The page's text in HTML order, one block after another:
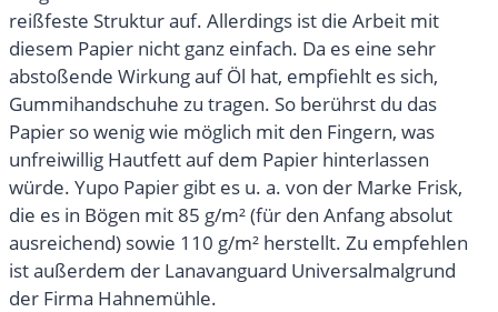
reißfeste Struktur auf. Allerdings ist die Arbeit mit
diesem Papier nicht ganz einfach. Da es eine sehr
abstoßende Wirkung auf Öl hat, empfiehlt es sich,
Gummihandschuhe zu tragen. So berührst du das
Papier so wenig wie möglich mit den Fingern, was
unfreiwillig Hautfett auf dem Papier hinterlassen
würde. Yupo Papier gibt es u. a. von der Marke Frisk,
die es in Bögen mit 85 g/m² (für den Anfang absolut
ausreichend) sowie 110 g/m² herstellt. Zu empfehlen
ist außerdem der Lanavanguard Universalmalgrund
der Firma Hahnemühle.